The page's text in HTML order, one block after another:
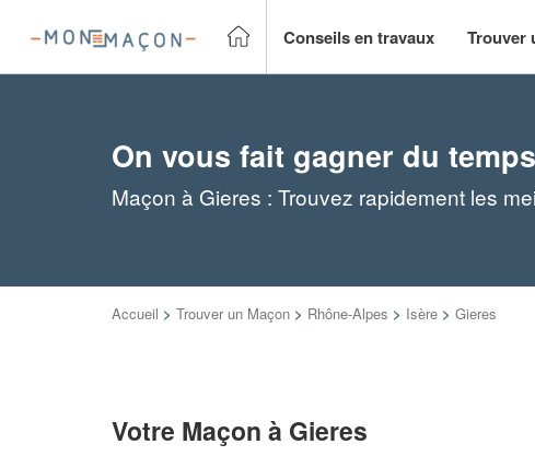
Conseils en travaux Trouver
On vous fait gagner du
Maçon à Gieres : Trouvez rapidement les
Accueil > Trouver un Maçon > Rhône-Alpes > Isère > Gieres
Votre Maçon à Gieres